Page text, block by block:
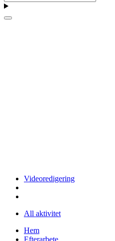
Videoredigering
All aktivitet
Hem
Efterarbete